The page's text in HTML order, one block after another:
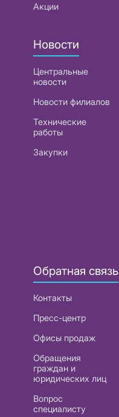
Акции
Новости
Центральные
новости
Новости филиалов
Технические
работы
Закупки
Обратная связь
Контакты
Пресс-центр
Офисы продаж
Обращения
граждан и
юридических лиц
Вопрос
специалисту